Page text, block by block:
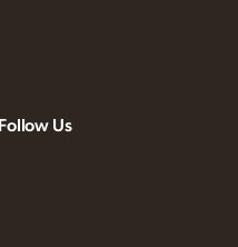
Follow Us